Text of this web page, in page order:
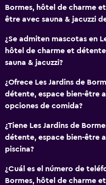
Bormes, hôtel de charme
être avec sauna & jacuzzi
¿Se admiten mascotas en
hôtel de charme et
sauna & jacuzzi?
¿Ofrece Les Jardins de
détente, espace bien-être
opciones de comida?
¿Tiene Les Jardins de
détente, espace bien-être
piscina?
¿Cuál es el número de
Bormes, hôtel de charme